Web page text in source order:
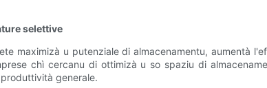
selettive
maximizà u putenziale di almacenamentu, aumentà
chì cercanu di ottimizà u so spaziu di
generale.